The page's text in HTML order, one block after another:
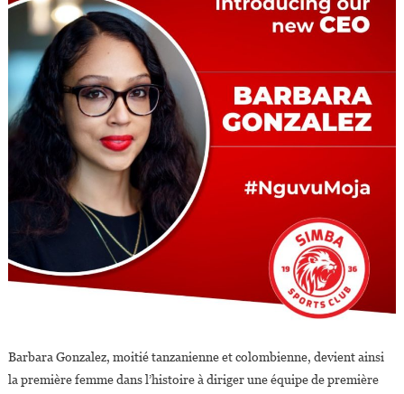
Division
En
Barbara Gonzalez, moitié tanzanienne et colombienne, devient ainsi
la première femme dans l’histoire à diriger une équipe de première